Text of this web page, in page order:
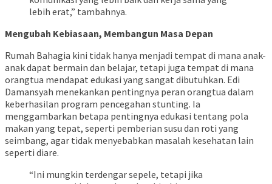
lebih erat,” tambahnya.
Mengubah Kebiasaan, Membangun Masa Depan
Rumah Bahagia kini tidak hanya menjadi tempat di mana anak-
anak dapat bermain dan belajar, tetapi juga tempat di mana
orangtua mendapat edukasi yang sangat dibutuhkan. Edi
Damansyah menekankan pentingnya peran orangtua dalam
keberhasilan program pencegahan stunting. Ia
menggambarkan betapa pentingnya edukasi tentang pola
makan yang tepat, seperti pemberian susu dan roti yang
seimbang, agar tidak menyebabkan masalah kesehatan lain
seperti diare.
“Ini mungkin terdengar sepele, tetapi jika